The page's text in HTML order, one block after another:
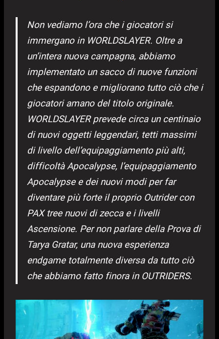
Non vediamo l’ora che i giocatori si
immergano in WORLDSLAYER. Oltre a
un’intera nuova campagna, abbiamo
implementato un sacco di nuove funzioni
che espandono e migliorano tutto ciò che i
giocatori amano del titolo originale.
WORLDSLAYER prevede circa un centinaio
di nuovi oggetti leggendari, tetti massimi
di livello dell’equipaggiamento più alti,
difficoltà Apocalypse, l’equipaggiamento
Apocalypse e dei nuovi modi per far
diventare più forte il proprio Outrider con
PAX tree nuovi di zecca e i livelli
Ascensione. Per non parlare della Prova di
Tarya Gratar, una nuova esperienza
endgame totalmente diversa da tutto ciò
che abbiamo fatto finora in OUTRIDERS.